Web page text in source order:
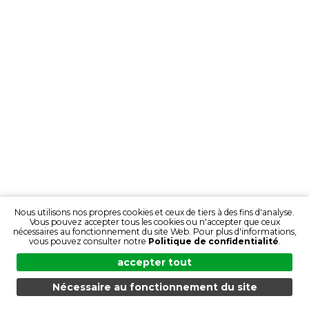
MENU RECHERCHE DES PRODUITS FR
Nous utilisons nos propres cookies et ceux de tiers à des fins d'analyse.
Vous pouvez accepter tous les cookies ou n'accepter que ceux
nécessaires au fonctionnement du site Web. Pour plus d'informations,
vous pouvez consulter notre Politique de confidentialité.
accepter tout
Nécessaire au fonctionnement du site